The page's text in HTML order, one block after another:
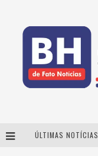
ÚLTIMAS NOTÍCIAS